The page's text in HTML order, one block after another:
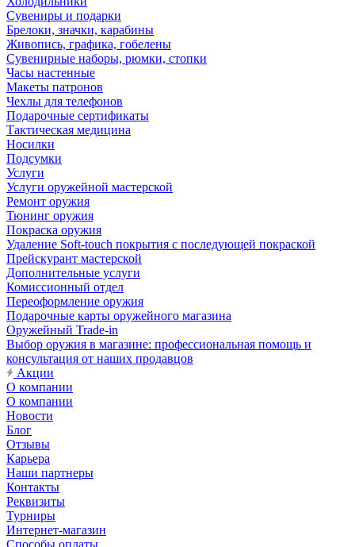
Сувениры и подарки
Брелоки, значки, карабины
Живопись, графика, гобелены
Сувенирные наборы, рюмки, стопки
Часы настенные
Макеты патронов
Чехлы для телефонов
Подарочные сертификаты
Тактическая медицина
Носилки
Подсумки
Услуги
Услуги оружейной мастерской
Ремонт оружия
Тюнинг оружия
Покраска оружия
Удаление Soft-touch покрытия с последующей покраской
Прейскурант мастерской
Дополнительные услуги
Комиссионный отдел
Переоформление оружия
Подарочные карты оружейного магазина
Оружейный Trade-in
Выбор оружия в магазине: профессиональная помощь и
консультация от наших продавцов
Акции
О компании
О компании
Новости
Блог
Отзывы
Карьера
Наши партнеры
Контакты
Реквизиты
Турниры
Интернет-магазин
Способы оплаты